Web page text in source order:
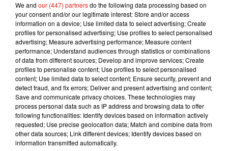
Carte des stations-service en rupture partielle ou totale de
carburants en Île-de-France.
Crédit :penurie.mon-essence.fr
L'Île-de-France est l'une des régions les plus touchées par
We and our (447) partnersdo the following data processing based on
your consent and/or our legitimate interest: Store and/or access
information on a device; Use limited data to select advertising; Create
profiles for personalised advertising; Use profiles to select personalised
advertising; Measure advertising performance; Measure content
performance; Understand audiences through statistics or combinations
of data from different sources; Develop and improve services; Create
profiles to personalise content; Use profiles to select personalised
content; Use limited data to select content; Ensure security, prevent and
detect fraud, and fix errors; Deliver and present advertising and content;
Save and communicate privacy choices. These technologies may
process personal data such as IP address and browsing data to offer
following functionalities: Identify devices based on information actively
requested; Use precise geolocation data; Match and combine data from
other data sources; Link different devices; Identify devices based on
information transmitted automatically.